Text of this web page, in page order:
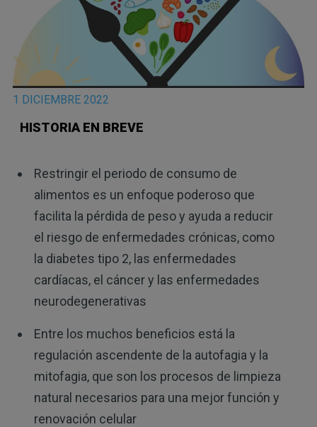
1 DICIEMBRE 2022
HISTORIA EN BREVE
Restringir el periodo de consumo de
alimentos es un enfoque poderoso que
facilita la pérdida de peso y ayuda a reducir
el riesgo de enfermedades crónicas, como
la diabetes tipo 2, las enfermedades
cardíacas, el cáncer y las enfermedades
neurodegenerativas
Entre los muchos beneficios está la
regulación ascendente de la autofagia y la
mitofagia, que son los procesos de limpieza
natural necesarios para una mejor función y
renovación celular